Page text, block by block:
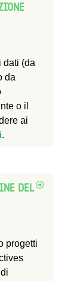
dati (da
da
o il
ai
.
DEL
progetti